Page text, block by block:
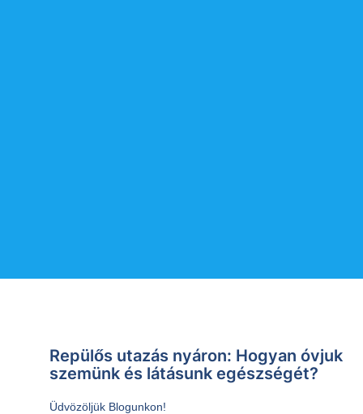
Repülős utazás nyáron: Hogyan óvjuk
szemünk és látásunk egészségét?
Üdvözöljük Blogunkon!